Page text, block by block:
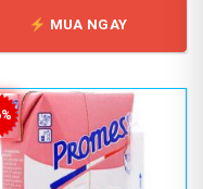
chọn
trên
sản
phẩm
MUA NGAY